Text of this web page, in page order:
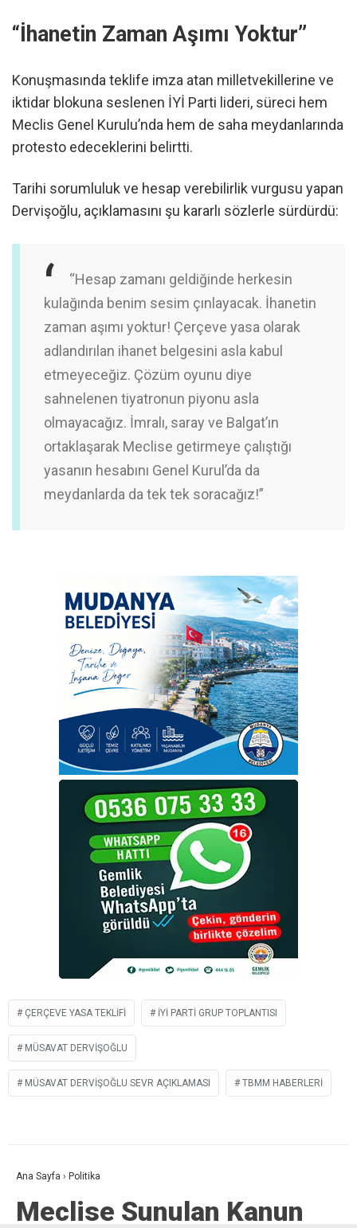
“İhanetin Zaman Aşımı Yoktur”
Konuşmasında teklife imza atan milletvekillerine ve
iktidar blokuna seslenen İYİ Parti lideri, süreci hem
Meclis Genel Kurulu’nda hem de saha meydanlarında
protesto edeceklerini belirtti.
Tarihi sorumluluk ve hesap verebilirlik vurgusu yapan
Dervişoğlu, açıklamasını şu kararlı sözlerle sürdürdü:
“Hesap zamanı geldiğinde herkesin
kulağında benim sesim çınlayacak. İhanetin
zaman aşımı yoktur! Çerçeve yasa olarak
adlandırılan ihanet belgesini asla kabul
etmeyeceğiz. Çözüm oyunu diye
sahnelenen tiyatronun piyonu asla
olmayacağız. İmralı, saray ve Balgat’ın
ortaklaşarak Meclise getirmeye çalıştığı
yasanın hesabını Genel Kurul’da da
meydanlarda da tek tek soracağız!”
ÇERÇEVE YASA TEKLIFI İYİ PARTI GRUP TOPLANTISI
MÜSAVAT DERVIŞOĞLU
MÜSAVAT DERVIŞOĞLU SEVR AÇIKLAMASI TBMM HABERLERI
Ana Sayfa › Politika
Meclise Sunulan Kanun